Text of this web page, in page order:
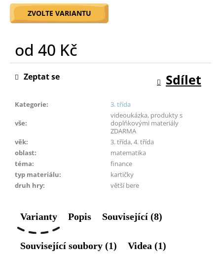
ZVOLTE VARIANTU
od 40 Kč
Měrná
cena:
Kategorie: 3. třída
vše:
videoukázka, produkty s
doplňkovými materiály
ZDARMA
věk:
3. třída, 4. třída
oblast:
matematika
téma:
finance
typ materiálu:
kartičky
druh hry: větší bere
Zeptat se Sdílet
Varianty Popis Související (8)
Související soubory (1) Videa (1)
u
č
m